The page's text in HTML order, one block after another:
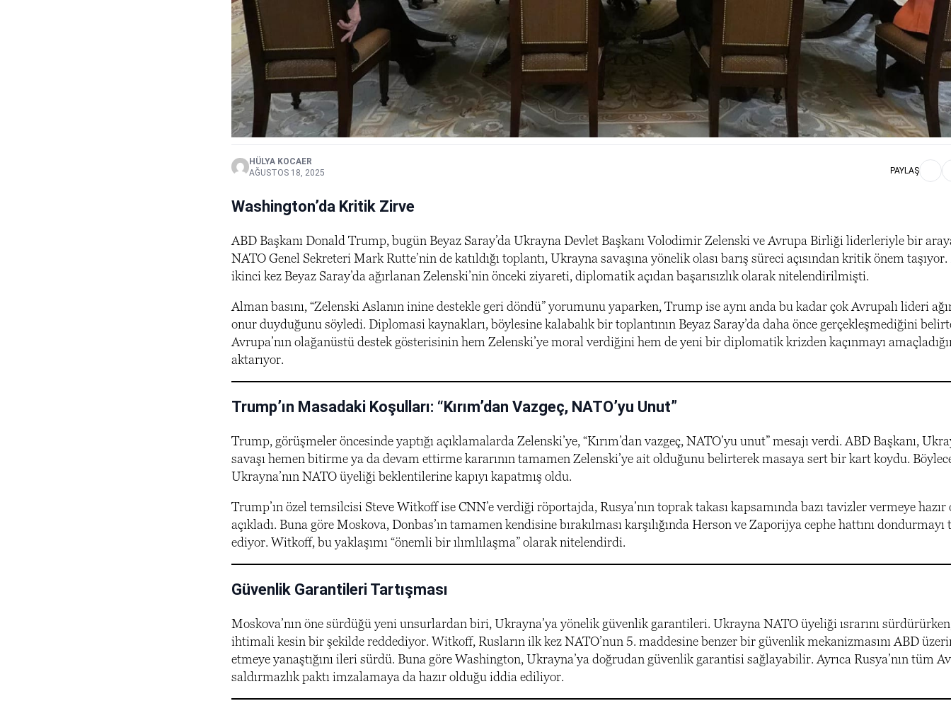
HÜLYA KOCAER
AĞUSTOS 18, 2025
PAYLAŞ
Washington’da Kritik Zirve
ABD Başkanı Donald Trump, bugün Beyaz Saray’da Ukrayna Devlet Başkanı Volodimir Zelenski ve Avrupa Birliği liderleriyle bir
NATO Genel Sekreteri Mark Rutte’nin de katıldığı toplantı, Ukrayna savaşına yönelik olası barış süreci açısından kritik önem taşıyor.
ikinci kez Beyaz Saray’da ağırlanan Zelenski’nin önceki ziyareti, diplomatik açıdan başarısızlık olarak nitelendirilmişti.
Alman basını, “Zelenski Aslanın inine destekle geri döndü” yorumunu yaparken, Trump ise aynı anda bu kadar çok Avrupalı lideri
onur duyduğunu söyledi. Diplomasi kaynakları, böylesine kalabalık bir toplantının Beyaz Saray’da daha önce gerçekleşmediğini
Avrupa’nın olağanüstü destek gösterisinin hem Zelenski’ye moral verdiğini hem de yeni bir diplomatik krizden kaçınmayı
aktarıyor.
Trump’ın Masadaki Koşulları: “Kırım’dan Vazgeç, NATO’yu Unut”
Trump, görüşmeler öncesinde yaptığı açıklamalarda Zelenski’ye, “Kırım’dan vazgeç, NATO’yu unut” mesajı verdi. ABD Başkanı,
savaşı hemen bitirme ya da devam ettirme kararının tamamen Zelenski’ye ait olduğunu belirterek masaya sert bir kart koydu.
Ukrayna’nın NATO üyeliği beklentilerine kapıyı kapatmış oldu.
Trump’ın özel temsilcisi Steve Witkoff ise CNN’e verdiği röportajda, Rusya’nın toprak takası kapsamında bazı tavizler vermeye
açıkladı. Buna göre Moskova, Donbas’ın tamamen kendisine bırakılması karşılığında Herson ve Zaporijya cephe hattını dondurmayı
ediyor. Witkoff, bu yaklaşımı “önemli bir ılımlılaşma” olarak nitelendirdi.
Güvenlik Garantileri Tartışması
Moskova’nın öne sürdüğü yeni unsurlardan biri, Ukrayna’ya yönelik güvenlik garantileri. Ukrayna NATO üyeliği ısrarını
ihtimali kesin bir şekilde reddediyor. Witkoff, Rusların ilk kez NATO’nun 5. maddesine benzer bir güvenlik mekanizmasını ABD
etmeye yanaştığını ileri sürdü. Buna göre Washington, Ukrayna’ya doğrudan güvenlik garantisi sağlayabilir. Ayrıca Rusya’nın tüm
saldırmazlık paktı imzalamaya da hazır olduğu iddia ediliyor.